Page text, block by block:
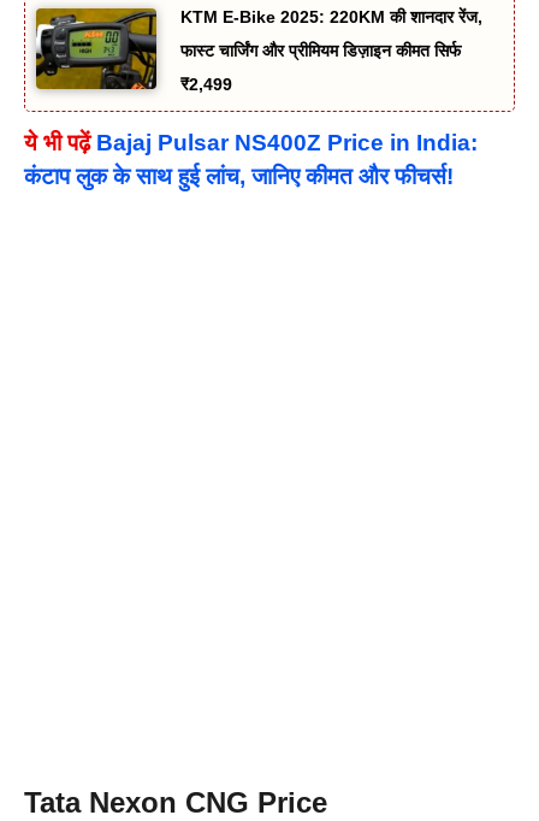
KTM E-Bike 2025: 220KM की शानदार रेंज,
फास्ट चार्जिंग और प्रीमियम डिज़ाइन कीमत सिर्फ
₹2,499
ये भी पढ़ें Bajaj Pulsar NS400Z Price in India:
कंटाप लुक के साथ हुई लांच, जानिए कीमत और फीचर्स!
Tata Nexon CNG Price